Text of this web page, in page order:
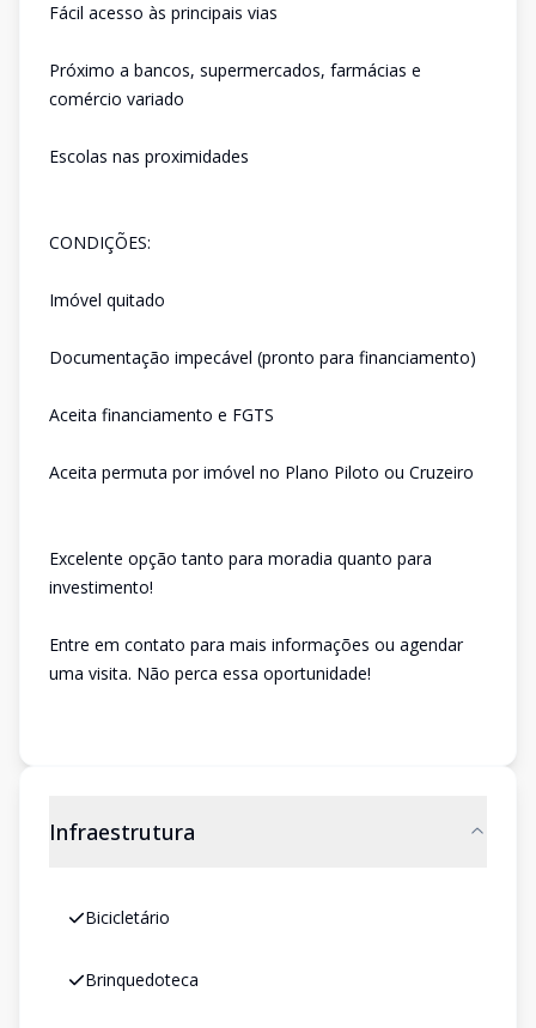
Fácil acesso às principais vias
Próximo a bancos, supermercados, farmácias e
comércio variado
Escolas nas proximidades
CONDIÇÕES:
Imóvel quitado
Documentação impecável (pronto para financiamento)
Aceita financiamento e FGTS
Aceita permuta por imóvel no Plano Piloto ou Cruzeiro
Excelente opção tanto para moradia quanto para
investimento!
Entre em contato para mais informações ou agendar
uma visita. Não perca essa oportunidade!
Infraestrutura
Bicicletário
Brinquedoteca